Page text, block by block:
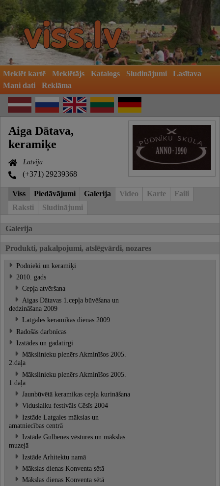
Meklēt kartē Meklētājs Katalogs Sludinājumi
Lasītava
Mani dati
Reklāma
Aiga Dātava,
keramiķe
Latvija
(+371) 29239368
Viss Piedāvājumi Galerija Video Karte
Faili
Raksti
Sludinājumi
Galerija
Produkti, pakalpojumi, atslēgvārdi, nozares
Podnieki un keramiķi
2010. gads
Cepļa atvēršana
Aigas Dātavas 1.cepļa būvēšana un
dedzināšana 2009
Latgales keramikas dienas 2009
Radošās darbnīcas
Izstādes un gadatirgi
Mākslinieku plenērs Akminīšos 2005.
2.daļa
Mākslinieku plenērs Akminīšos 2005.
1.daļa
Jaunbūvētā keramikas cepļa kurināšana
Viduslaiku festivāls Cēsīs 2004
Izstāde Latgales mākslas un
amatniecības centrā
Izstāde Gulbenes vēstures un mākslas
muzejā
Izstāde Arhitektu namā
Mākslas dienas Konventa sētā
Mākslas dienas Konventa sētā